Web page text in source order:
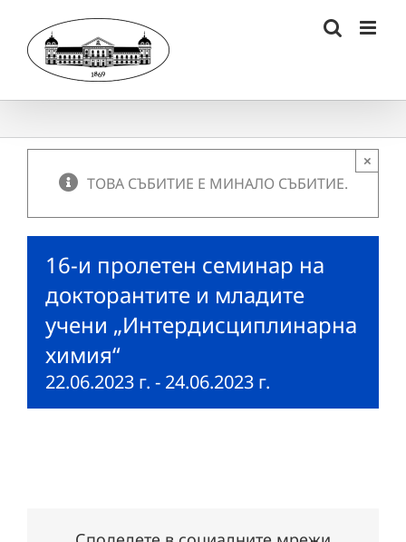
content
ТОВА СЪБИТИЕ Е МИНАЛО СЪБИТИЕ.
×
16-и пролетен семинар на
докторантите и младите
учени „Интердисциплинарна
химия“
22.06.2023 г. - 24.06.2023 г.